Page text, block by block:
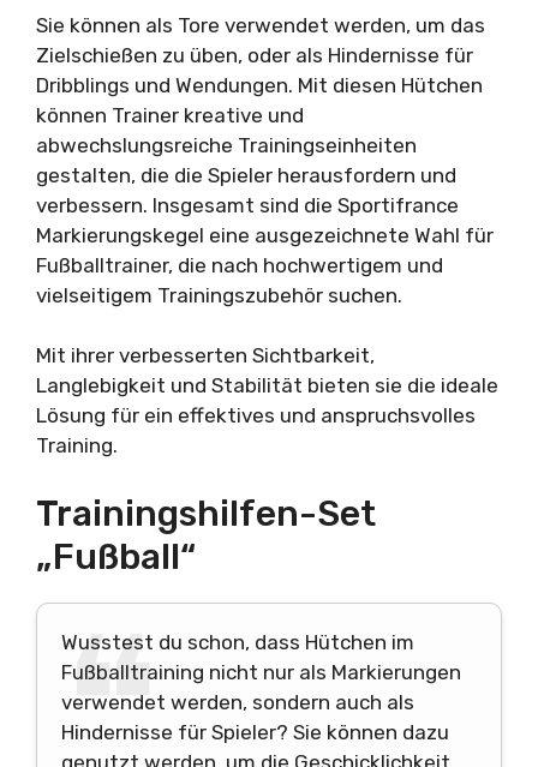
Sie können als Tore verwendet werden, um das
Zielschießen zu üben, oder als Hindernisse für
Dribblings und Wendungen. Mit diesen Hütchen
können Trainer kreative und
abwechslungsreiche Trainingseinheiten
gestalten, die die Spieler herausfordern und
verbessern. Insgesamt sind die Sportifrance
Markierungskegel eine ausgezeichnete Wahl für
Fußballtrainer, die nach hochwertigem und
vielseitigem Trainingszubehör suchen.
Mit ihrer verbesserten Sichtbarkeit,
Langlebigkeit und Stabilität bieten sie die ideale
Lösung für ein effektives und anspruchsvolles
Training.
Trainingshilfen-Set
„Fußball“
Wusstest du schon, dass Hütchen im
Fußballtraining nicht nur als Markierungen
verwendet werden, sondern auch als
Hindernisse für Spieler? Sie können dazu
genutzt werden, um die Geschicklichkeit